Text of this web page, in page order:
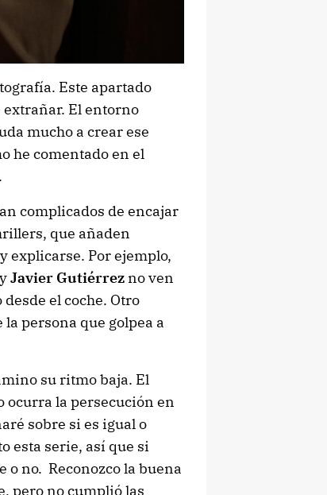
Este apartado
extrañar. El entorno
mucho a crear ese
he comentado en el
complicados de encajar
que añaden
explicarse. Por ejemplo,
Javier Gutiérrezno ven
el coche. Otro
persona que golpea a
su ritmo baja. El
ocurra la persecución en
sobre si es igual o
esta serie, así que si
o no. Reconozco la buena
pero no cumplió las